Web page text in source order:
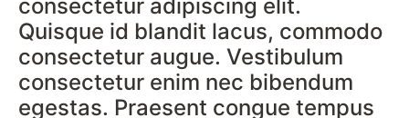
consectetur adipiscing elit.
Quisque id blandit lacus, commodo
consectetur augue. Vestibulum
consectetur enim nec bibendum
egestas. Praesent congue tempus